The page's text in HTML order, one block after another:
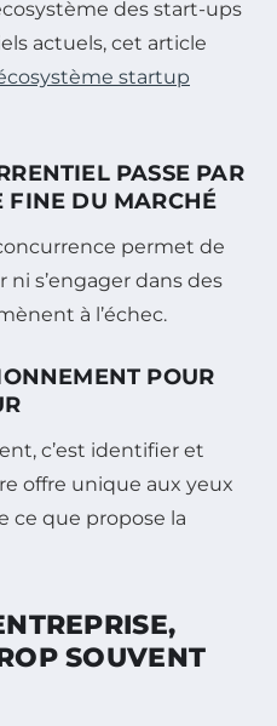
des start-ups
actuels, cet article
startup
PASSE PAR
FINE DU MARCHÉ
permet de
ni s’engager dans des
à l’échec.
POUR
c’est identifier et
offre unique aux yeux
ce que propose la
SOUVENT